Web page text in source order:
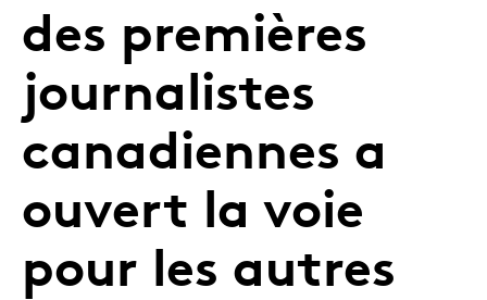
des premières
journalistes
canadiennes a
ouvert la voie
pour les autres